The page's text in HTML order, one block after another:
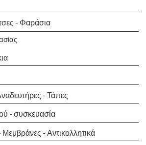
- Φαράσια
- Τάπες
- συσκευασία
- Αντικολλητικά